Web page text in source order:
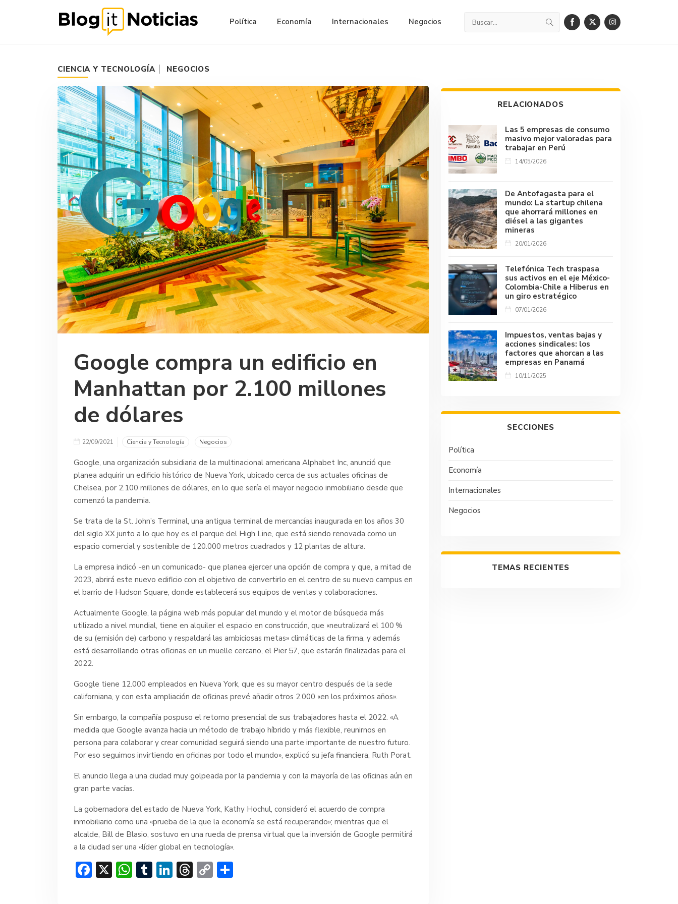
Política Economía Internacionales Negocios
CIENCIA Y TECNOLOGÍA NEGOCIOS
Google compra un edificio en
Manhattan por 2.100 millones
de dólares
22/09/2021 Ciencia y Tecnología Negocios
Google, una organización subsidiaria de la multinacional americana Alphabet Inc, anunció que
planea adquirir un edificio histórico de Nueva York, ubicado cerca de sus actuales oficinas de
Chelsea, por 2.100 millones de dólares, en lo que sería el mayor negocio inmobiliario desde que
comenzó la pandemia.
Se trata de la St. John’s Terminal, una antigua terminal de mercancías inaugurada en los años 30
del siglo XX junto a lo que hoy es el parque del High Line, que está siendo renovada como un
espacio comercial y sostenible de 120.000 metros cuadrados y 12 plantas de altura.
La empresa indicó -en un comunicado- que planea ejercer una opción de compra y que, a mitad de
2023, abrirá este nuevo edificio con el objetivo de convertirlo en el centro de su nuevo campus en
el barrio de Hudson Square, donde establecerá sus equipos de ventas y colaboraciones.
Actualmente Google, la página web más popular del mundo y el motor de búsqueda más
utilizado a nivel mundial, tiene en alquiler el espacio en construcción, que «neutralizará el 100 %
de su (emisión de) carbono y respaldará las ambiciosas metas» climáticas de la firma, y además
está desarrollando otras oficinas en un muelle cercano, el Pier 57, que estarán finalizadas para el
2022.
Google tiene 12.000 empleados en Nueva York, que es su mayor centro después de la sede
californiana, y con esta ampliación de oficinas prevé añadir otros 2.000 «en los próximos años».
Sin embargo, la compañía pospuso el retorno presencial de sus trabajadores hasta el 2022. «A
medida que Google avanza hacia un método de trabajo híbrido y más flexible, reunirnos en
persona para colaborar y crear comunidad seguirá siendo una parte importante de nuestro futuro.
Por eso seguimos invirtiendo en oficinas por todo el mundo», explicó su jefa financiera, Ruth Porat.
El anuncio llega a una ciudad muy golpeada por la pandemia y con la mayoría de las oficinas aún en
gran parte vacías.
La gobernadora del estado de Nueva York, Kathy Hochul, consideró el acuerdo de compra
inmobiliario como una «prueba de la que la economía se está recuperando»; mientras que el
alcalde, Bill de Blasio, sostuvo en una rueda de prensa virtual que la inversión de Google permitirá
a la ciudad ser una «líder global en tecnología».
F X W T Li T C
RELACIONADOS
Las 5 empresas de consumo
masivo mejor valoradas para
trabajar en Perú
14/05/2026
De Antofagasta para el
mundo: La startup chilena
que ahorrará millones en
diésel a las gigantes
mineras
20/01/2026
Telefónica Tech traspasa
sus activos en el eje México-
Colombia-Chile a Hiberus en
un giro estratégico
07/01/2026
Impuestos, ventas bajas y
acciones sindicales: los
factores que ahorcan a las
empresas en Panamá
10/11/2025
SECCIONES
Política
Economía
Internacionales
Negocios
TEMAS RECIENTES